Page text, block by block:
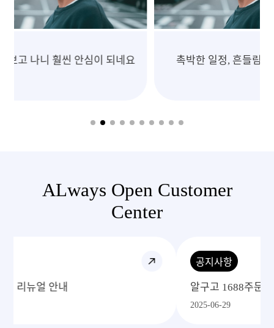
촉박한 일정, 흔들림 없는 진행
10년 넘게 중
ALways Open Customer
Center
알구고 1688주문 프로세스